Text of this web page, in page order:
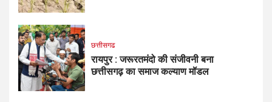
छत्तीसगढ
रायपुर : जरूरतमंदो की संजीवनी बना
छत्तीसगढ़ का समाज कल्याण मॉडल